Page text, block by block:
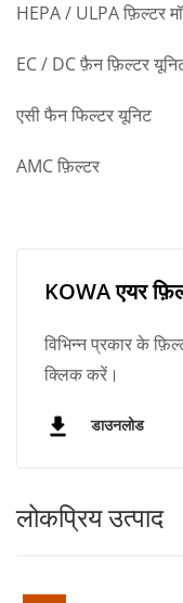
HEPA / ULPA फ़िल्टर
EC / DC फ़ैन फ़िल्टर
एसी फैन फिल्टर यूनिट
AMC फ़िल्टर
KOWA एयर
विभिन्न प्रकार के
क्लिक करें।
डाउनलोड
लोकप्रिय उत्पाद